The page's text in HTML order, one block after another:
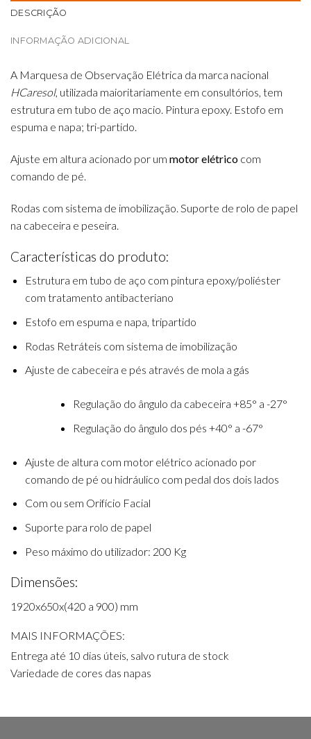
DESCRIÇÃO
INFORMAÇÃO ADICIONAL
A Marquesa de Observação Elétrica da marca nacional
HCaresol, utilizada maioritariamente em consultórios, tem
estrutura em tubo de aço macio. Pintura epoxy. Estofo em
espuma e napa; tri-partido.
Ajuste em altura acionado por um motor elétrico com
comando de pé.
Rodas com sistema de imobilização. Suporte de rolo de papel
na cabeceira e peseira.
Características do produto:
Estrutura em tubo de aço com pintura epoxy/poliéster
com tratamento antibacteriano
Estofo em espuma e napa, tripartido
Rodas Retráteis com sistema de imobilização
Ajuste de cabeceira e pés através de mola a gás
Regulação do ângulo da cabeceira +85° a -27°
Regulação do ângulo dos pés +40° a -67°
Ajuste de altura com motor elétrico acionado por
comando de pé ou hidráulico com pedal dos dois lados
Com ou sem Orifício Facial
Suporte para rolo de papel
Peso máximo do utilizador: 200 Kg
Dimensões:
1920x650x(420 a 900) mm
MAIS INFORMAÇÕES:
Entrega até 10 dias úteis, salvo rutura de stock
Variedade de cores das napas